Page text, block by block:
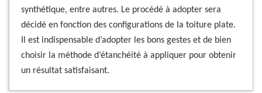
synthétique, entre autres. Le procédé à adopter sera
décidé en fonction des configurations de la toiture plate.
Il est indispensable d’adopter les bons gestes et de bien
choisir la méthode d’étanchéité à appliquer pour obtenir
un résultat satisfaisant.